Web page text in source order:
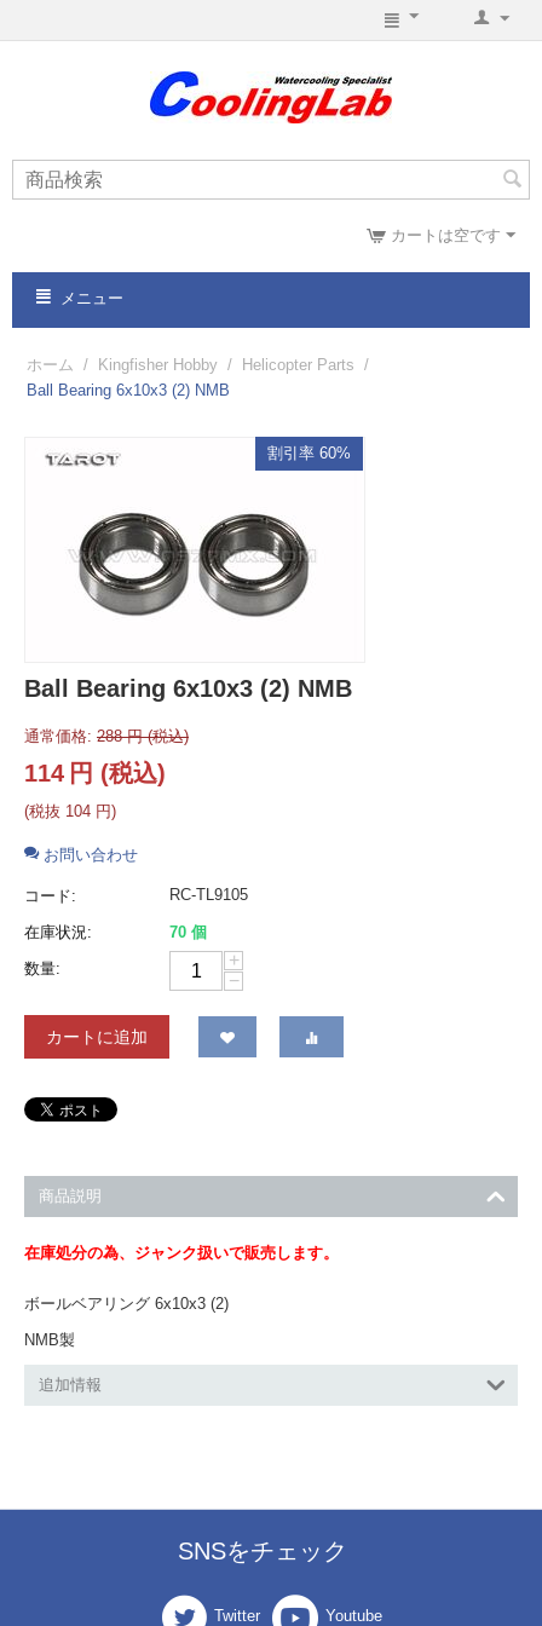
カートは空です
メニュー
ホーム / Kingfisher Hobby / Helicopter Parts /
Ball Bearing 6x10x3 (2) NMB
割引率 60%
Ball Bearing 6x10x3 (2) NMB
通常価格: 288 円(税込)
114 円 (税込)
(税抜 104 円)
お問い合わせ
コード: RC-TL9105
在庫状況:
70 個
数量:
+
−
カートに追加
商品説明
在庫処分の為、ジャンク扱いで販売します。
ボールベアリング 6x10x3 (2)
NMB製
追加情報
SNSをチェック
Twitter Youtube